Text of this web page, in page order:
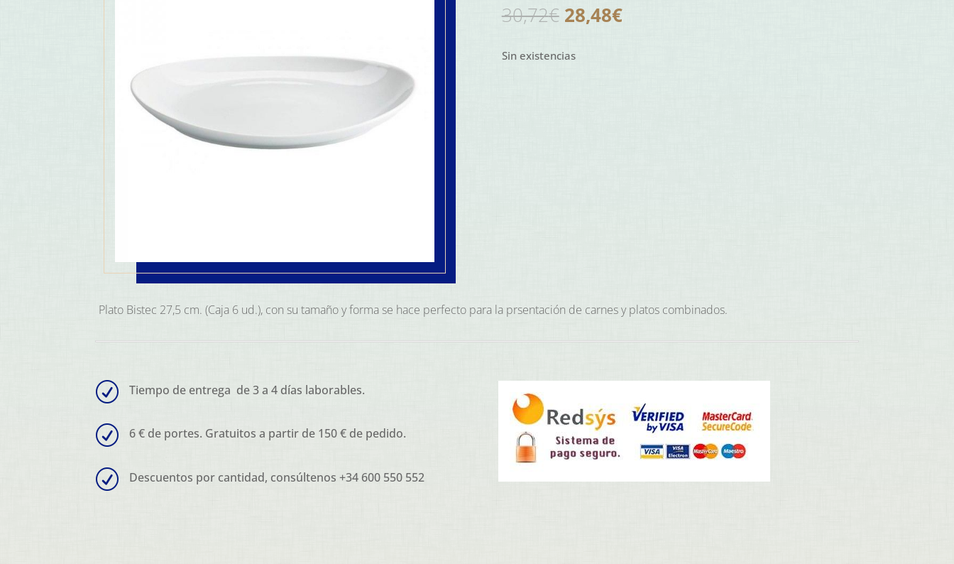
30,72€ El
original
28,48€El
Sin existencias
Plato Bistec 27,5 cm. (Caja 6 ud.), con su tamaño y forma se hace perfecto para la prsentación de carnes y platos combinados.
R Tiempo de entrega de 3 a 4 días laborables.
R 6 € de portes. Gratuitos a partir de 150 € de pedido.
R Descuentos por cantidad, consúltenos +34 600 550 552